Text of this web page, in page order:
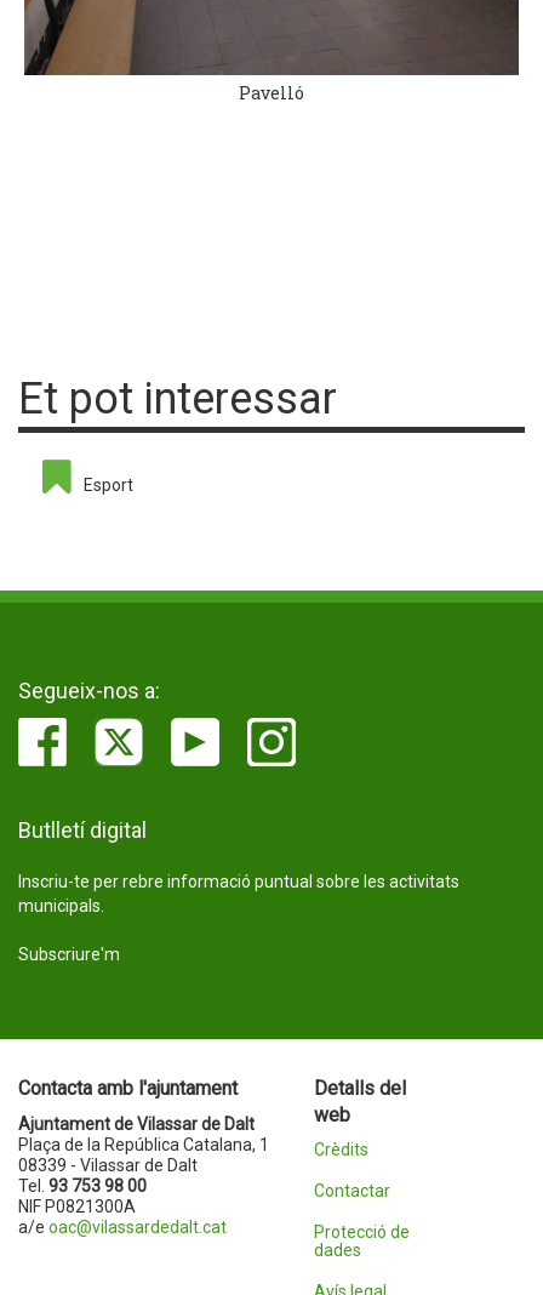
Pavelló
Et pot interessar
Esport
Segueix-nos a:
Butlletí digital
Inscriu-te per rebre informació puntual sobre les activitats
municipals.
Subscriure'm
Contacta amb l'ajuntament
Ajuntament de Vilassar de Dalt
Plaça de la República Catalana, 1
08339 - Vilassar de Dalt
Tel. 93 753 98 00
NIF P0821300A
a/e oac@vilassardedalt.cat
Detalls del
web
Crèdits
Contactar
Protecció de
dades